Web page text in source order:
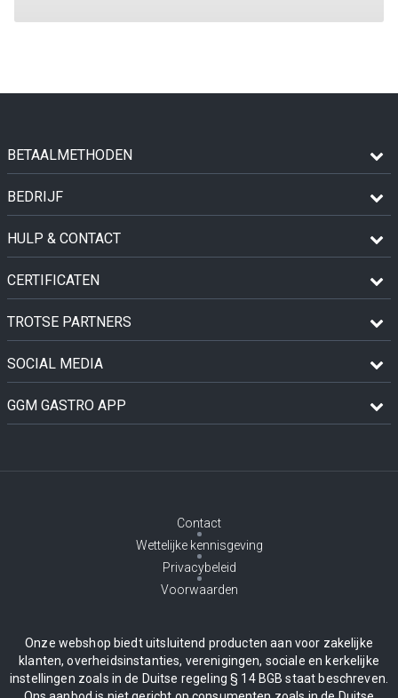
BETAALMETHODEN
BEDRIJF
HULP & CONTACT
CERTIFICATEN
TROTSE PARTNERS
SOCIAL MEDIA
GGM GASTRO APP
Contact
Wettelijke kennisgeving
Privacybeleid
Voorwaarden
Onze webshop biedt uitsluitend producten aan voor zakelijke
klanten, overheidsinstanties, verenigingen, sociale en kerkelijke
instellingen zoals in de Duitse regeling § 14 BGB staat beschreven.